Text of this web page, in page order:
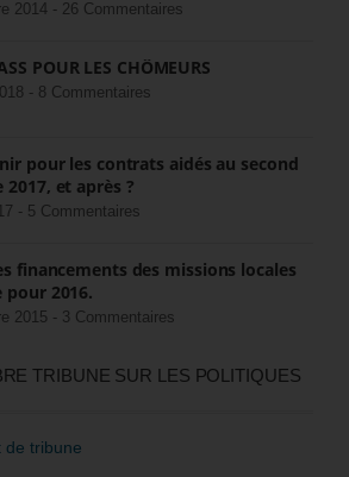
2014 - 26 Commentaires
POUR LES CHÔMEURS
- 8 Commentaires
pour les contrats aidés au second
2017, et après ?
- 5 Commentaires
financements des missions locales
2016.
2015 - 3 Commentaires
TRIBUNE SUR LES POLITIQUES
de tribune